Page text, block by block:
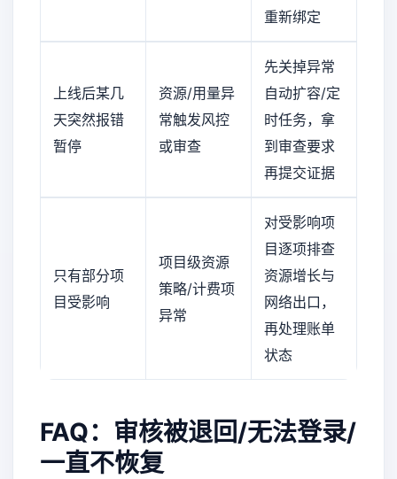
重新绑定
上线后某几
天突然报错
暂停
资源/用量异
常触发风控
或审查
先关掉异常
自动扩容/定
时任务，拿
到审查要求
再提交证据
只有部分项
目受影响
项目级资源
策略/计费项
异常
对受影响项
目逐项排查
资源增长与
网络出口，
再处理账单
状态
FAQ：审核被退回/无法登录/
一直不恢复